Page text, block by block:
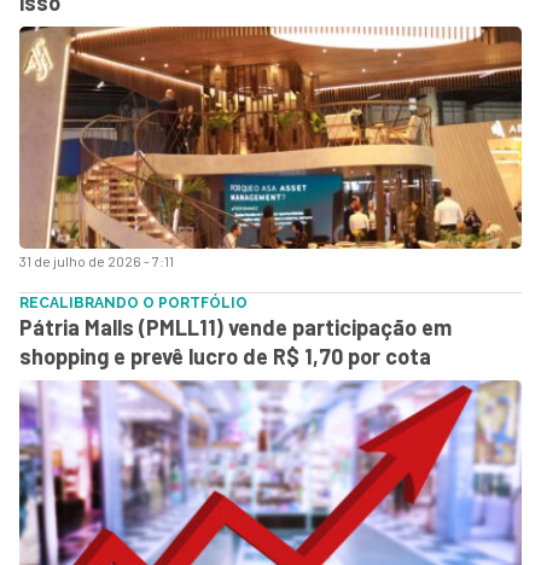
31 de julho de 2026 - 7:11
RECALIBRANDO O PORTFÓLIO
Pátria Malls (PMLL11) vende participação em
shopping e prevê lucro de R$ 1,70 por cota